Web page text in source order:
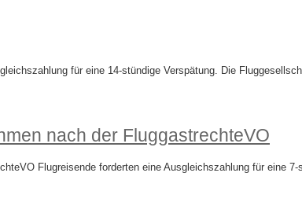
für eine 14-stündige Verspätung. Die
nach der FluggastrechteVO
Flugreisende forderten eine Ausgleichszahlung für eine